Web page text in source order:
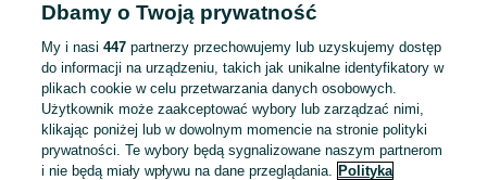
Odświeżono dnia 20 lipca 2026
Elektromechanik (K/M) w Toms Polska
Sp. z o.o.
Toms Polska Sp. z o. o.
Dbamy o Twoją prywatność
My i nasi447 partnerzy przechowujemy lub uzyskujemy dostęp
do informacji na urządzeniu, takich jak unikalne identyfikatory w
plikach cookie w celu przetwarzania danych osobowych.
Użytkownik może zaakceptować wybory lub zarządzać nimi,
klikając poniżej lub w dowolnym momencie na stronie polityki
prywatności. Te wybory będą sygnalizowane naszym partnerom
i nie będą miały wpływu na dane przeglądania. Polityka